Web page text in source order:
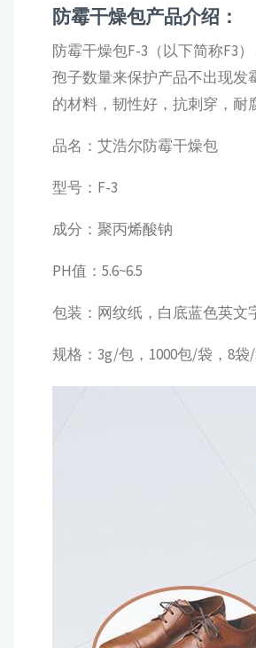
防霉干燥包产品介绍：
防霉干燥包F-3（以下简称F3
孢子数量来保护产品不出现发
的材料，韧性好，抗刺穿，耐
品名：艾浩尔防霉干燥包
型号：F-3
成分：聚丙烯酸钠
PH值：5.6~6.5
包装：网纹纸，白底蓝色英文
规格：3g/包，1000包/袋，8